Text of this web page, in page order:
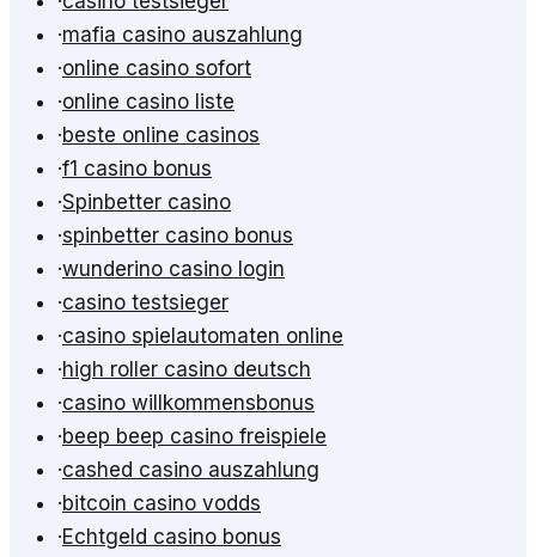
·mafia casino auszahlung
·online casino sofort
·online casino liste
·beste online casinos
·f1 casino bonus
·Spinbetter casino
·spinbetter casino bonus
·wunderino casino login
·casino testsieger
·casino spielautomaten online
·high roller casino deutsch
·casino willkommensbonus
·beep beep casino freispiele
·cashed casino auszahlung
·bitcoin casino vodds
·Echtgeld casino bonus